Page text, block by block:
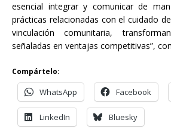
esencial integrar y comunicar de
prácticas relacionadas con el cuidado
vinculación comunitaria,
señaladas en ventajas competitivas”,
Compártelo:
WhatsApp Facebook
LinkedIn Bluesky